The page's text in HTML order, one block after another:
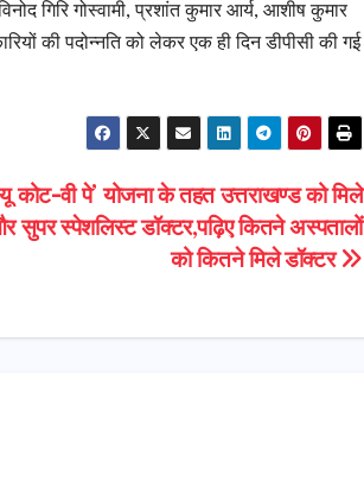
गिरि गोस्वामी, प्रशांत कुमार आर्य, आशीष कुमार
की पदोन्नति को लेकर एक ही दिन डीपीसी की गई
कोट-वी पे’ योजना के तहत उत्तराखण्ड को मिले
सुपर स्पेशलिस्ट डॉक्टर,पढ़िए कितने अस्पतालों
को कितने मिले डॉक्टर